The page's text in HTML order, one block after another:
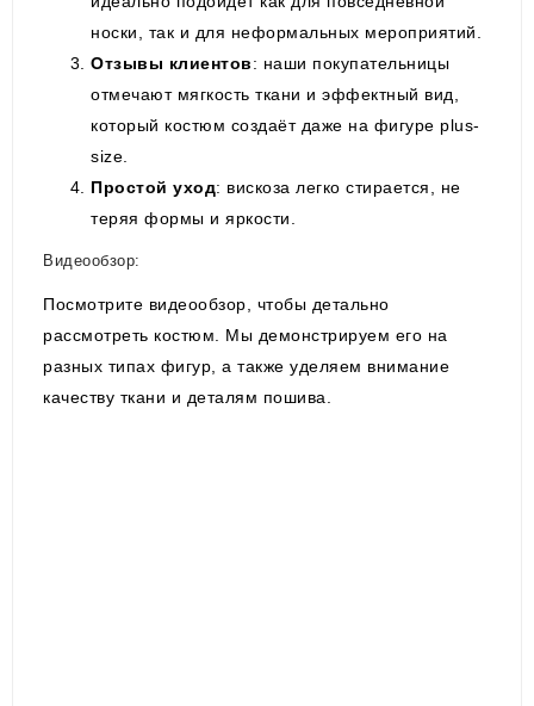
носки, так и для неформальных мероприятий.
Отзывы клиентов: наши покупательницы
отмечают мягкость ткани и эффектный вид,
который костюм создаёт даже на фигуре plus-
size.
Простой уход: вискоза легко стирается, не
теряя формы и яркости.
Видеообзор:
Посмотрите видеообзор, чтобы детально
рассмотреть костюм. Мы демонстрируем его на
разных типах фигур, а также уделяем внимание
качеству ткани и деталям пошива.